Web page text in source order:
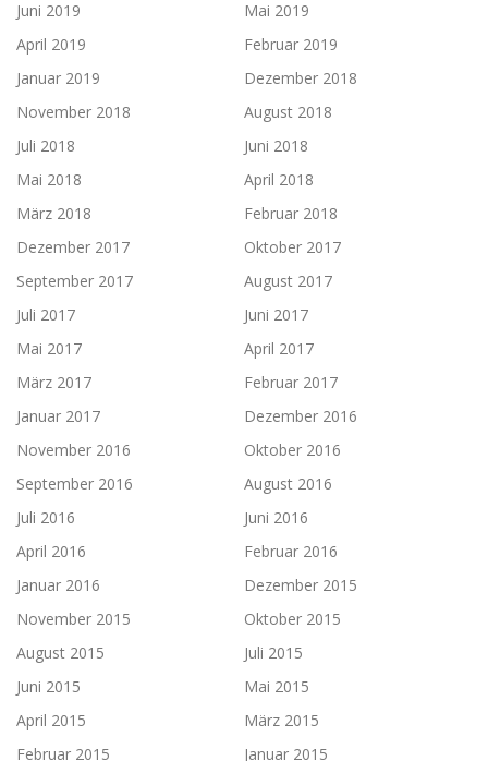
Juni 2019
Mai 2019
April 2019
Februar 2019
Januar 2019
Dezember 2018
November 2018
August 2018
Juli 2018
Juni 2018
Mai 2018
April 2018
März 2018
Februar 2018
Dezember 2017
Oktober 2017
September 2017
August 2017
Juli 2017
Juni 2017
Mai 2017
April 2017
März 2017
Februar 2017
Januar 2017
Dezember 2016
November 2016
Oktober 2016
September 2016
August 2016
Juli 2016
Juni 2016
April 2016
Februar 2016
Januar 2016
Dezember 2015
November 2015
Oktober 2015
August 2015
Juli 2015
Juni 2015
Mai 2015
April 2015
März 2015
Februar 2015
Januar 2015